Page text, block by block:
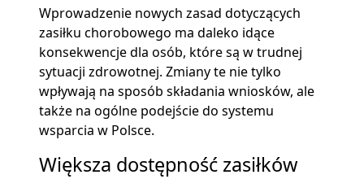
Wprowadzenie nowych zasad dotyczących
zasiłku chorobowego ma daleko idące
konsekwencje dla osób, które są w trudnej
sytuacji zdrowotnej. Zmiany te nie tylko
wpływają na sposób składania wniosków, ale
także na ogólne podejście do systemu
wsparcia w Polsce.
Większa dostępność zasiłków